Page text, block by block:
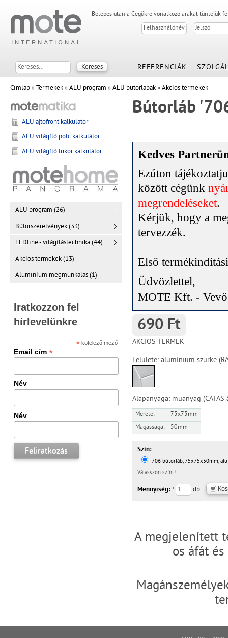
Belépés után a Cégükre vonatkozó árakat tüntejük
REFERENCIÁK
Címlap»Termékek»ALU program »ALU bútorlábak»Akciós termékek
Bútorláb
Kedves
Ezúton
között cégünk
megrendeléseket.
Kérjük, hogy a
tervezzék.
Első
Üdvözlettel,
MOTE Kft. -
690 Ft
AKCIÓS TERMÉK
Felülete: alumínium szürke
Alapanyaga: műanyag
Mérete:
75x75mm
Magassága:
50mm
Szín:
706 bútorláb, 75x75x50mm,
Válasszon színt!
Mennyiség: * db
A megjelenített
os áfát
ALU ajtófront kalkulátor
ALU világító polc kalkulátor
ALU világító tükör kalkulátor
ALU program (26)
Bútorszerelvények (33)
LEDline - világítástechnika (44)
Akciós termékek (13)
Alumínium megmunkálás (1)
Iratkozzon fel
hírlevelünkre
* kötelező mező
Email cím *
Név
Név